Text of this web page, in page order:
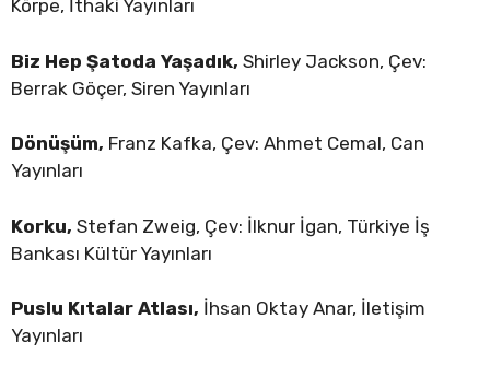
Körpe, İthaki Yayınları
Biz Hep Şatoda Yaşadık, Shirley Jackson, Çev:
Berrak Göçer, Siren Yayınları
Dönüşüm, Franz Kafka, Çev: Ahmet Cemal, Can
Yayınları
Korku, Stefan Zweig, Çev: İlknur İgan, Türkiye İş
Bankası Kültür Yayınları
Puslu Kıtalar Atlası, İhsan Oktay Anar, İletişim
Yayınları